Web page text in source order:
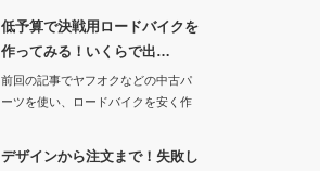
低予算で決戦用ロードバイクを
作ってみる！いくらで出…
前回の記事でヤフオクなどの中古パ
ーツを使い、ロードバイクを安く作
デザインから注文まで！失敗し